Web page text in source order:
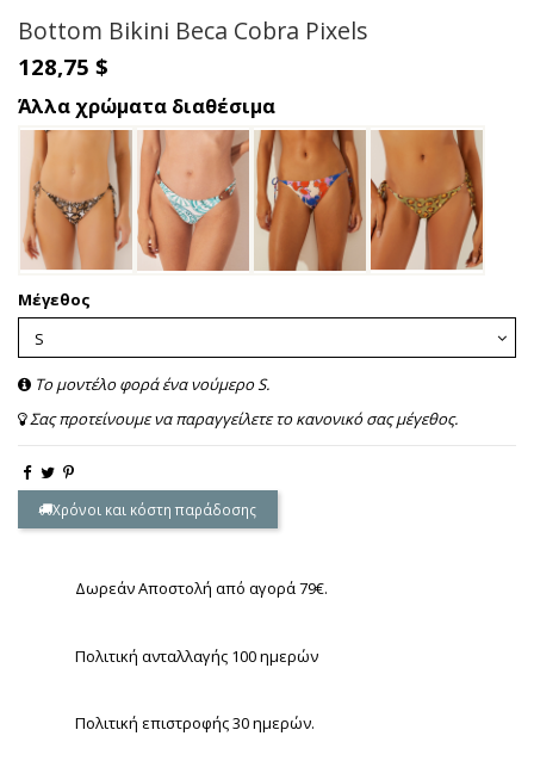
Bottom Bikini Beca Cobra Pixels
128,75 $
Άλλα χρώματα διαθέσιμα
Μέγεθος
Το μοντέλο φορά ένα νούμερο S.
Σας προτείνουμε να παραγγείλετε το κανονικό σας μέγεθος.
Χρόνοι και κόστη παράδοσης
Δωρεάν Αποστολή από αγορά 79€.
Πολιτική ανταλλαγής 100 ημερών
Πολιτική επιστροφής 30 ημερών.